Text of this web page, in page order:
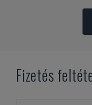
Fizetés